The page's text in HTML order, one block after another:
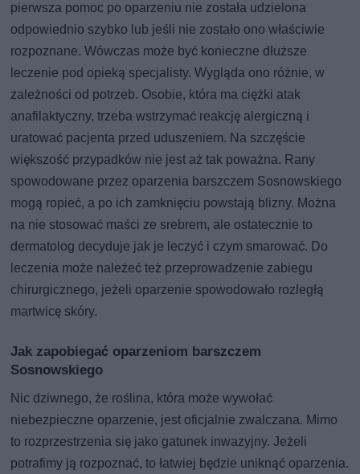
pierwsza pomoc po oparzeniu nie została udzielona
odpowiednio szybko lub jeśli nie zostało ono właściwie
rozpoznane. Wówczas może być konieczne dłuższe
leczenie pod opieką specjalisty. Wygląda ono różnie, w
zależności od potrzeb. Osobie, która ma ciężki atak
anafilaktyczny, trzeba wstrzymać reakcję alergiczną i
uratować pacjenta przed uduszeniem. Na szczęście
większość przypadków nie jest aż tak poważna. Rany
spowodowane przez oparzenia barszczem Sosnowskiego
mogą ropieć, a po ich zamknięciu powstają blizny. Można
na nie stosować maści ze srebrem, ale ostatecznie to
dermatolog decyduje jak je leczyć i czym smarować. Do
leczenia może należeć też przeprowadzenie zabiegu
chirurgicznego, jeżeli oparzenie spowodowało rozległą
martwicę skóry.
Jak zapobiegać oparzeniom barszczem
Sosnowskiego
Nic dziwnego, że roślina, która może wywołać
niebezpieczne oparzenie, jest oficjalnie zwalczana. Mimo
to rozprzestrzenia się jako gatunek inwazyjny. Jeżeli
potrafimy ją rozpoznać, to łatwiej będzie uniknąć oparzenia.